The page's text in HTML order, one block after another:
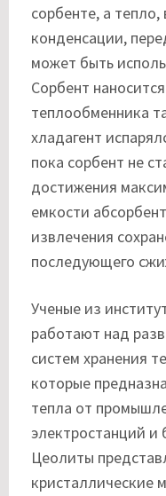
сорбенте, а
конденсации,
может быть
Сорбент
теплообменника
хладагент
пока сорбент не
достижения
емкости
извлечения
последующего
Ученые из
работают над
систем хранения
которые
тепла от
электростанций и
Цеолиты
кристаллические